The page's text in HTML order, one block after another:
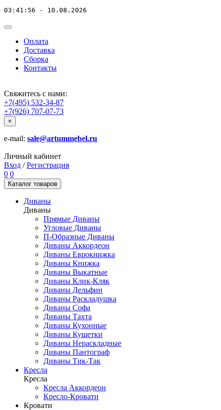
03:41:56 - 10.08.2026
Оплата
Доставка
Сборка
Контакты
Свяжитесь с нами:
+7(495) 532-34-87
+7(926) 707-07-73
×
e-mail: sale@artummebel.ru
Личный кабинет
Вход / Регистрация
0 0
Каталог товаров
Диваны
Диваны
Прямые Диваны
Угловые Диваны
П-Образные Диваны
Диваны Аккордеон
Диваны Еврокнижка
Диваны Книжка
Диваны Выкатные
Диваны Клик-Кляк
Диваны Дельфин
Диваны Раскладушка
Диваны Софа
Диваны Тахта
Диваны Кухонные
Диваны Кушетки
Диваны Нераскладные
Диваны Пантограф
Диваны Тик-Так
Кресла
Кресла
Кресла Аккордеон
Кресло-Кровати
Кровати